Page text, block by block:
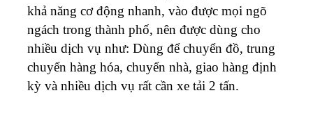
khả năng cơ động nhanh, vào được mọi ngõ
ngách trong thành phố, nên được dùng cho
nhiều dịch vụ như: Dùng để chuyển đồ, trung
chuyển hàng hóa, chuyển nhà, giao hàng định
kỳ và nhiều dịch vụ rất cần xe tải 2 tấn.